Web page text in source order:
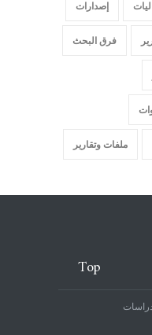
إصدارات
فرق البحث
ملفات وتقارير
Top